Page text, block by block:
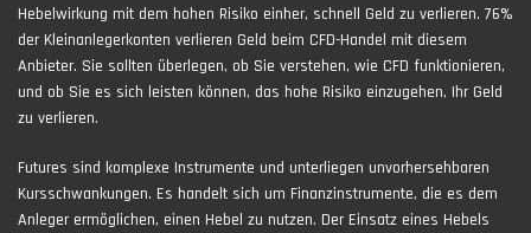
Hebelwirkung mit dem hohen Risiko einher, schnell Geld zu verlieren. 76%
der Kleinanlegerkonten verlieren Geld beim CFD-Handel mit diesem
Anbieter. Sie sollten überlegen, ob Sie verstehen, wie CFD funktionieren,
und ob Sie es sich leisten können, das hohe Risiko einzugehen, Ihr Geld
zu verlieren.
Futures sind komplexe Instrumente und unterliegen unvorhersehbaren
Kursschwankungen. Es handelt sich um Finanzinstrumente, die es dem
Anleger ermöglichen, einen Hebel zu nutzen. Der Einsatz eines Hebels